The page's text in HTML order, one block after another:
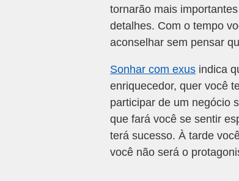
tornarão mais
detalhes. Com o tempo
aconselhar sem pensar
Sonhar com exus indica
enriquecedor, quer você
participar de um negócio
que fará você se sentir
terá sucesso. À tarde
você não será o